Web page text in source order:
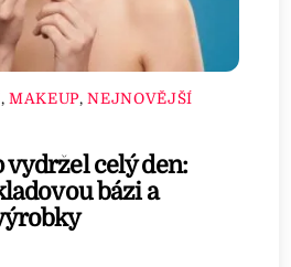
, MAKEUP,NEJNOVĚJŠÍ
vydržel celý den:
bázi a